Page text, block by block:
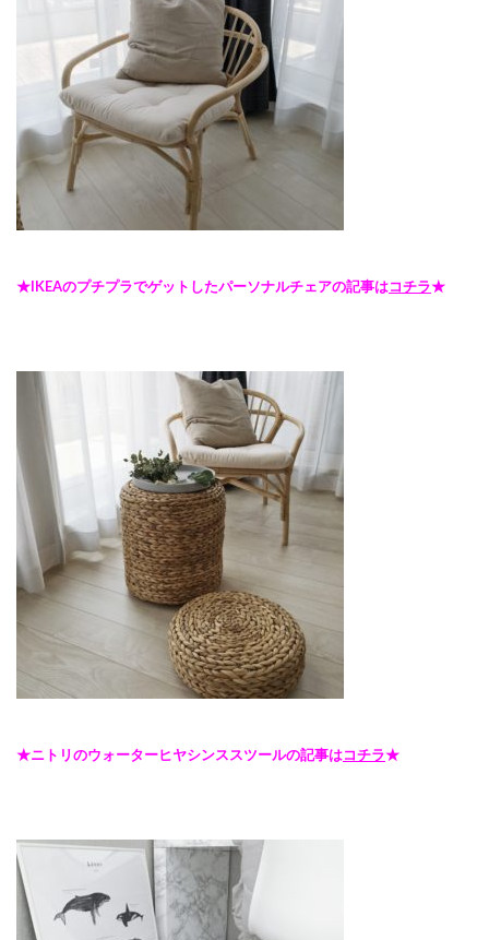
★IKEAのプチプラでゲットしたパーソナルチェアの記事はコチラ★
★ニトリのウォーターヒヤシンススツールの記事はコチラ★